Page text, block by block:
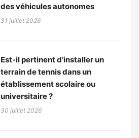
des véhicules autonomes
31 juillet 2026
Est-il pertinent d’installer un
terrain de tennis dans un
établissement scolaire ou
universitaire ?
30 juillet 2026